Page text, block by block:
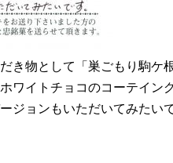
き物として「巣ごもり駒ケ
ワイトチョコのコーテイン
ジョンもいただいてみたいで
岡